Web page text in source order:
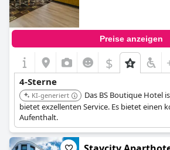
Preise anzeigen
$
4-Sterne
KI-generiert
Das BS Boutique Hotel
bietet exzellenten Service. Es bietet einen
Aufenthalt.